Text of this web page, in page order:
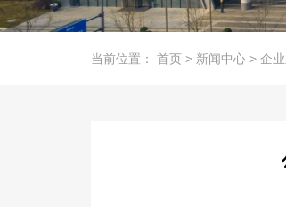
当前位置： 首页 > 新闻中心 > 企